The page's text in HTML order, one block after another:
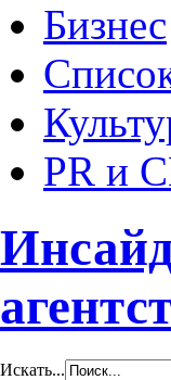
Бизнес
PR и
Искать...